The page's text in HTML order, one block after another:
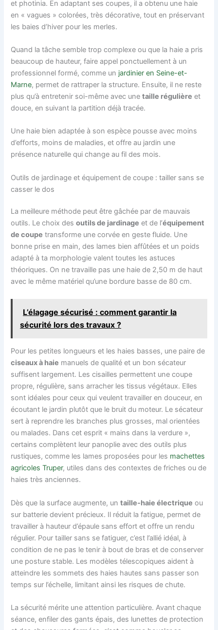
et photinia. En adaptant ses coupes, il a obtenu une haie
en « vagues » colorées, très décorative, tout en préservant
les baies d’hiver pour les merles.
Quand la tâche semble trop complexe ou que la haie a pris
beaucoup de hauteur, faire appel ponctuellement à un
professionnel formé, comme un jardinier en Seine-et-
Marne, permet de rattraper la structure. Ensuite, il ne reste
plus qu’à entretenir soi-même avec unetaille régulière et
douce, en suivant la partition déjà tracée.
Une haie bien adaptée à son espèce pousse avec moins
d’efforts, moins de maladies, et offre au jardin une
présence naturelle qui change au fil des mois.
Outils de jardinage et équipement de coupe : tailler sans se
casser le dos
La meilleure méthode peut être gâchée par de mauvais
outils. Le choix desoutils de jardinage et de l’équipement
de coupe transforme une corvée en geste fluide. Une
bonne prise en main, des lames bien affûtées et un poids
adapté à ta morphologie valent toutes les astuces
théoriques. On ne travaille pas une haie de 2,50 m de haut
avec le même matériel qu’une bordure basse de 80 cm.
L’élagage sécurisé : comment garantir la
sécurité lors des travaux ?
Pour les petites longueurs et les haies basses, une paire de
ciseaux à haie manuels de qualité et un bon sécateur
suffisent largement. Les cisailles permettent une coupe
propre, régulière, sans arracher les tissus végétaux. Elles
sont idéales pour ceux qui veulent travailler en douceur, en
écoutant le jardin plutôt que le bruit du moteur. Le sécateur
sert à reprendre les branches plus grosses, mal orientées
ou malades. Dans cet esprit « mains dans la verdure »,
certains complètent leur panoplie avec des outils plus
rustiques, comme les lames proposées pour les machettes
agricoles Truper, utiles dans des contextes de friches ou de
haies très anciennes.
Dès que la surface augmente, untaille‑haie électrique ou
sur batterie devient précieux. Il réduit la fatigue, permet de
travailler à hauteur d’épaule sans effort et offre un rendu
régulier. Pour tailler sans se fatiguer, c’est l’allié idéal, à
condition de ne pas le tenir à bout de bras et de conserver
une posture stable. Les modèles télescopiques aident à
atteindre les sommets des haies hautes sans passer son
temps sur l’échelle, limitant ainsi les risques de chute.
La sécurité mérite une attention particulière. Avant chaque
séance, enfiler des gants épais, des lunettes de protection